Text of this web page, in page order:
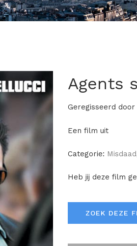
Agents
Geregisseerd door
Een film uit
Categorie: Misdaad
Heb jij deze film
ZOEK DEZE